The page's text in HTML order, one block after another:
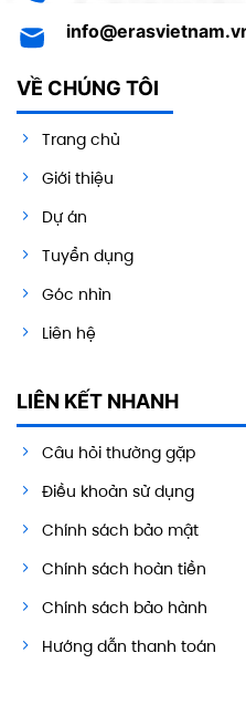
VỀ CHÚNG TÔI
Trang chủ
Giới thiệu
Dự án
Tuyển dụng
Góc nhìn
Liên hệ
LIÊN KẾT NHANH
Câu hỏi thường gặp
Điều khoản sử dụng
Chính sách bảo mật
Chính sách hoàn tiền
Chính sách bảo hành
Hướng dẫn thanh toán